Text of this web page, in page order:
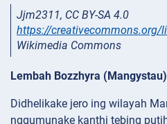
Jjm2311, CC BY-SA 4.0
https://creativecommons.org/
Wikimedia Commons
Lembah Bozzhyra (Mangystau)
Didhelikake jero ing wilayah
nggumunake kanthi tebing